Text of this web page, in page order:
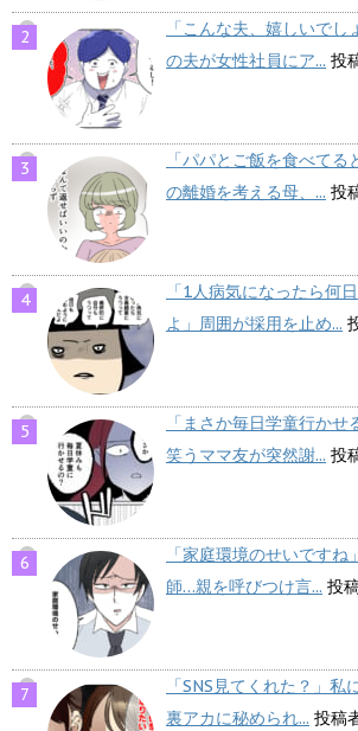
「こんな夫、嬉しいで
の夫が女性社員にア... 投
「パパとご飯を食べて
の離婚を考える母、... 投
「1人病気になったら何
よ」周囲が採用を止め...
「まさか毎日学童行か
笑うママ友が突然謝... 投
「家庭環境のせいです
師…親を呼びつけ言... 投
「SNS見てくれた？」
裏アカに秘められ... 投稿